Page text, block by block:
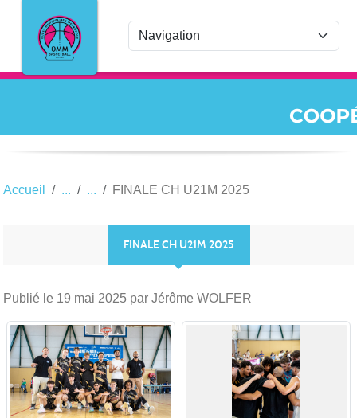
Accueil FINALE CH U21M 2025
FINALE CH U21M 2025
Publié le 19 mai 2025 par Jérôme WOLFER